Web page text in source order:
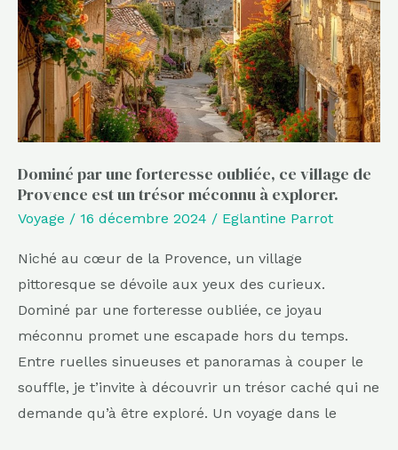
Dominé par une forteresse oubliée, ce village de
Provence est un trésor méconnu à explorer.
Voyage / 16 décembre 2024 / Eglantine Parrot
Niché au cœur de la Provence, un village
pittoresque se dévoile aux yeux des curieux.
Dominé par une forteresse oubliée, ce joyau
méconnu promet une escapade hors du temps.
Entre ruelles sinueuses et panoramas à couper le
souffle, je t’invite à découvrir un trésor caché qui ne
demande qu’à être exploré. Un voyage dans le
oubliée,
ce
village
de
Provence
est
un
trésor
méconnu